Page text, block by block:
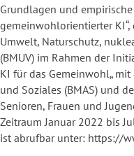
Grundlagen und
gemeinwohlorientierter
Umwelt, Naturschutz,
(BMUV) im Rahmen der
KI für das Gemeinwohl„
und Soziales (BMAS) und
Senioren, Frauen und
Zeitraum Januar 2022 bis
ist abrufbar unter: https://